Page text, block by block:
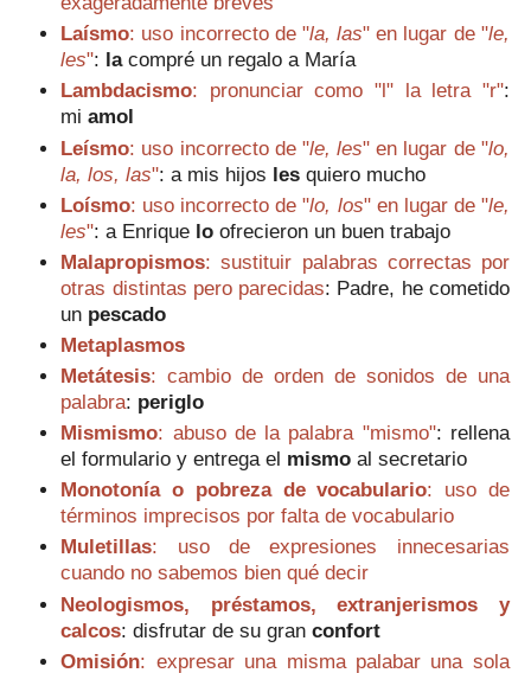
Laísmo: uso incorrecto de "la, las" en lugar de "le,
les": la compré un regalo a María
Lambdacismo: pronunciar como "l" la letra "r":
miamol
Leísmo: uso incorrecto de "le, les" en lugar de "lo,
la, los, las": a mis hijos les quiero mucho
Loísmo: uso incorrecto de "lo, los" en lugar de "le,
les": a Enrique lo ofrecieron un buen trabajo
Malapropismos: sustituir palabras correctas por
otras distintas pero parecidas: Padre, he cometido
un pescado
Metaplasmos
Metátesis: cambio de orden de sonidos de una
palabra: periglo
Mismismo: abuso de la palabra "mismo": rellena
el formulario y entrega el mismoal secretario
Monotonía o pobreza de vocabulario: uso de
términos imprecisos por falta de vocabulario
Muletillas: uso de expresiones innecesarias
cuando no sabemos bien qué decir
Neologismos, préstamos, extranjerismos y
calcos: disfrutar de su granconfort
Omisión: expresar una misma palabar una sola